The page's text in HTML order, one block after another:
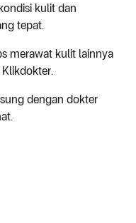
kulit dan
tepat.
merawat kulit lainnya
dengan dokter